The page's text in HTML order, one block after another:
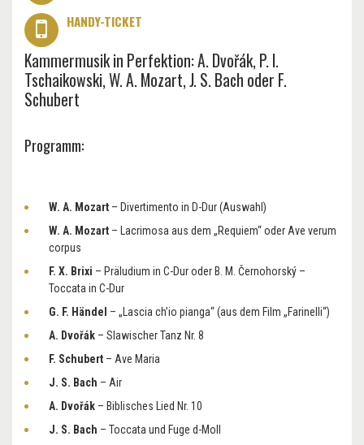
HANDY-TICKET
Kammermusik in Perfektion: A. Dvořák, P. I.
Tschaikowski, W. A. Mozart, J. S. Bach oder F.
Schubert
Programm:
W. A. Mozart – Divertimento in D-Dur (Auswahl)
W. A. Mozart – Lacrimosa aus dem „Requiem“ oder Ave verum
corpus
F. X. Brixi – Präludium in C-Dur oder B. M. Černohorský –
Toccata in C-Dur
G. F. Händel – „Lascia ch’io pianga“ (aus dem Film „Farinelli“)
A. Dvořák – Slawischer Tanz Nr. 8
F. Schubert – Ave Maria
J. S. Bach – Air
A. Dvořák – Biblisches Lied Nr. 10
J. S. Bach – Toccata und Fuge d-Moll